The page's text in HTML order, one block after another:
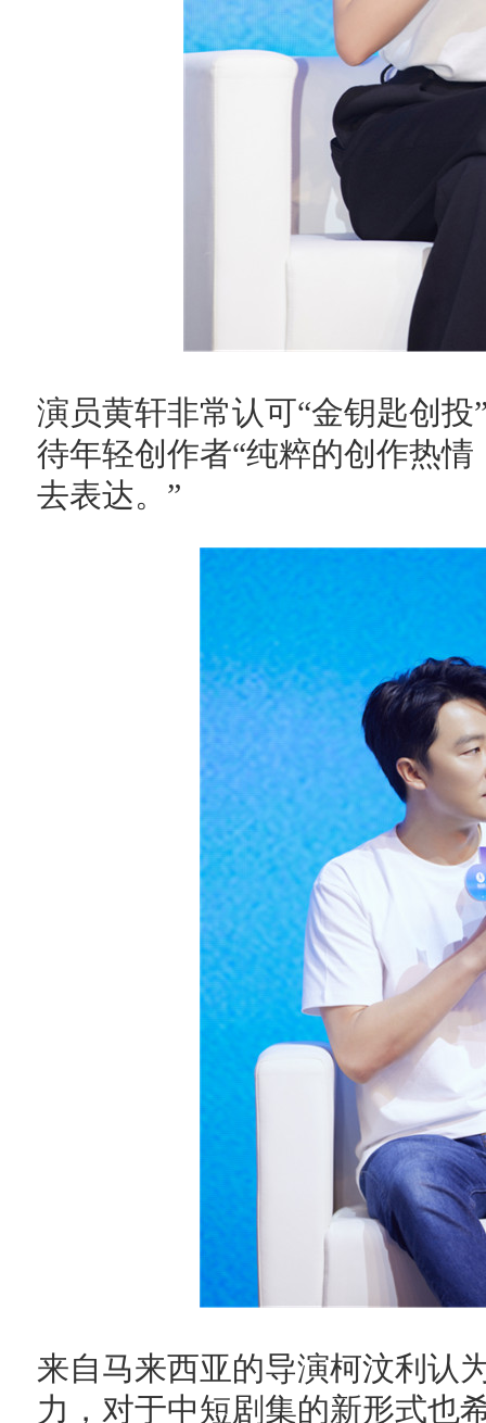
演员黄轩非常认可“金钥匙创
待年轻创作者“纯粹的创作热
去表达。”
来自马来西亚的导演柯汶利认
力，对于中短剧集的新形式也